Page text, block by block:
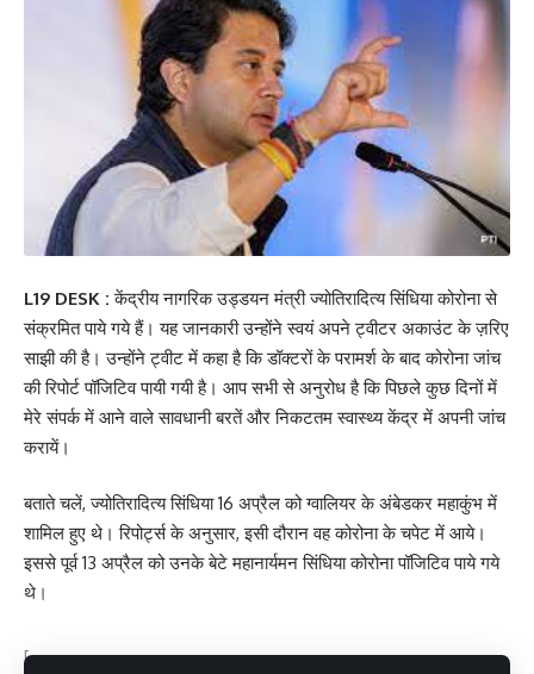
L19 DESK : केंद्रीय नागरिक उड्डयन मंत्री ज्योतिरादित्य सिंधिया कोरोना से
संक्रमित पाये गये हैं। यह जानकारी उन्होंने स्वयं अपने ट्वीटर अकाउंट के ज़रिए
साझी की है। उन्होंने ट्वीट में कहा है कि डॉक्टरों के परामर्श के बाद कोरोना जांच
की रिपोर्ट पॉजिटिव पायी गयी है। आप सभी से अनुरोध है कि पिछले कुछ दिनों में
मेरे संपर्क में आने वाले सावधानी बरतें और निकटतम स्वास्थ्य केंद्र में अपनी जांच
करायें।
बताते चलें, ज्योतिरादित्य सिंधिया 16 अप्रैल को ग्वालियर के अंबेडकर महाकुंभ में
शामिल हुए थे। रिपोर्ट्स के अनुसार, इसी दौरान वह कोरोना के चपेट में आये।
इससे पूर्व 13 अप्रैल को उनके बेटे महानार्यमन सिंधिया कोरोना पॉजिटिव पाये गये
थे।
[